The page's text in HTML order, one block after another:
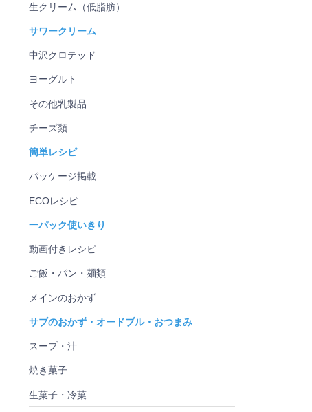
生クリーム（低脂肪）
サワークリーム
中沢クロテッド
ヨーグルト
その他乳製品
チーズ類
簡単レシピ
パッケージ掲載
ECOレシピ
一パック使いきり
動画付きレシピ
ご飯・パン・麺類
メインのおかず
サブのおかず・オードブル・おつまみ
スープ・汁
焼き菓子
生菓子・冷菓